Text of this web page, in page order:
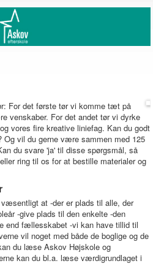
For det første tør vi komme tæt på
venskaber. For det andet tør vi dyrke
vores fire kreative liniefag. Kan du godt
Og vil du gerne være sammen med 125
du svare 'ja' til disse spørgsmål, så
ring til os for at bestille materialer og
at -der er plads til alle, der
-give plads til den enkelte -den
end fællesskabet -vi kan have tillid til
vil noget med både de boglige og de
du læse Askov Højskole og
kan du bl.a. læse værdigrundlaget i